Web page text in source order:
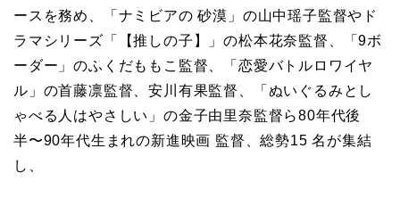
ースを務め、「ナミビアの 砂漠」の山中瑶子監督やド
ラマシリーズ「【推しの子】」の松本花奈監督、「9ボ
ーダー」のふくだももこ監督、「恋愛バトルロワイヤ
ル」の首藤凛監督、安川有果監督、「ぬいぐるみとし
ゃべる人はやさしい」の金子由里奈監督ら80年代後
半〜90年代生まれの新進映画 監督、総勢15 名が集結
し、